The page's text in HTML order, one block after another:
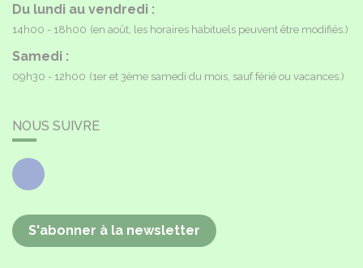
Du lundi au vendredi :
14h00 - 18h00 (en août, les horaires habituels peuvent être modifiés.)
Samedi :
09h30 - 12h00 (1er et 3ème samedi du mois, sauf férié ou vacances.)
NOUS SUIVRE
Facebook
S'abonner à la newsletter